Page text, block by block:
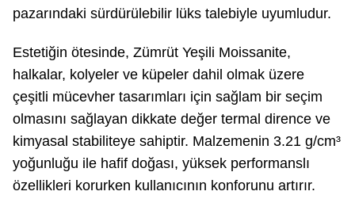
pazarındaki sürdürülebilir lüks talebiyle uyumludur.
Estetiğin ötesinde, Zümrüt Yeşili Moissanite,
halkalar, kolyeler ve küpeler dahil olmak üzere
çeşitli mücevher tasarımları için sağlam bir seçim
olmasını sağlayan dikkate değer termal dirence ve
kimyasal stabiliteye sahiptir. Malzemenin 3.21 g/cm³
yoğunluğu ile hafif doğası, yüksek performanslı
özellikleri korurken kullanıcının konforunu artırır.